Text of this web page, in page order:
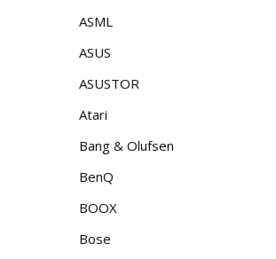
ASML
ASUS
ASUSTOR
Atari
Bang & Olufsen
BenQ
BOOX
Bose